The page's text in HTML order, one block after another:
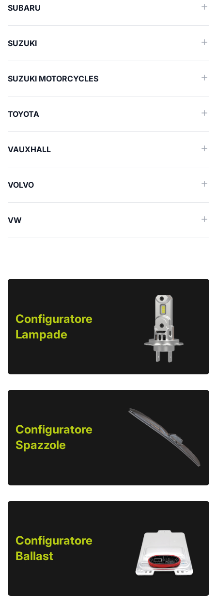
SUBARU
SUZUKI
SUZUKI MOTORCYCLES
TOYOTA
VAUXHALL
VOLVO
VW
Configuratore
Lampade
Configuratore
Spazzole
Configuratore
Ballast